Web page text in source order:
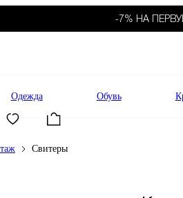
-7% НА
Одежда Обувь
Свитеры